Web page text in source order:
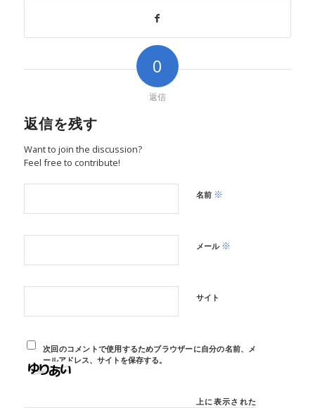
0
返信
返信を残す
Want to join the discussion?
Feel free to contribute!
名前 ※
メール ※
サイト
次回のコメントで使用するためブラウザーに自分の名前、メ
ールアドレス、サイトを保存する。
上に表示された